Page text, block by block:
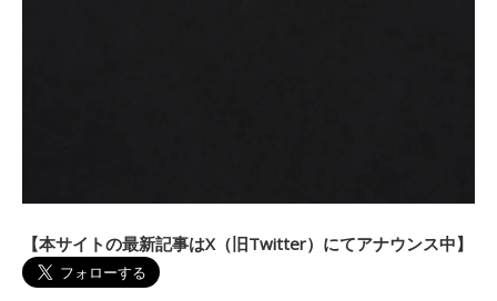
【本サイトの最新記事はX（旧Twitter）にてアナウンス中】